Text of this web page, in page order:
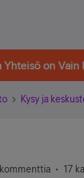
Yhteisö on Vain
Kysy ja
17